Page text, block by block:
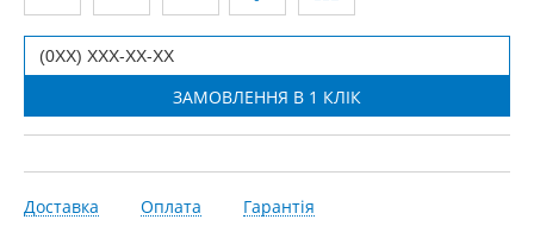
Доставка Оплата
Гарантія